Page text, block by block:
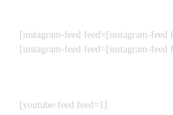
[instagram-feed feed=[instagram-feed
[instagram-feed feed=[instagram-feed
[youtube-feed feed=1]